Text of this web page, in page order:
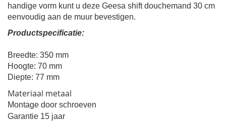
handige vorm kunt u deze Geesa shift douchemand 30 cm
eenvoudig aan de muur bevestigen.
Productspecificatie:
Breedte: 350 mm
Hoogte: 70 mm
Diepte: 77 mm
Materiaal metaal
Montage door schroeven
Garantie 15 jaar